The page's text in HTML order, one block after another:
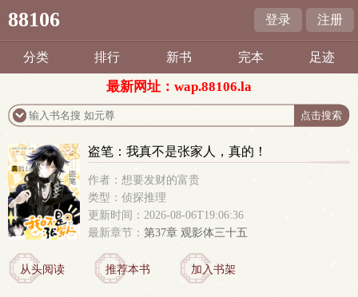
88106 登录 注册
分类 排行 新书 完本 足迹
最新网址：wap.88106.la
盗笔：我真不是张家人，真的！
作者：想要发财的富贵
类型：侦探推理
更新时间：2026-08-06T19:06:36
最新章节： 第37章 观影体三十五
从头阅读 推荐本书 加入书架